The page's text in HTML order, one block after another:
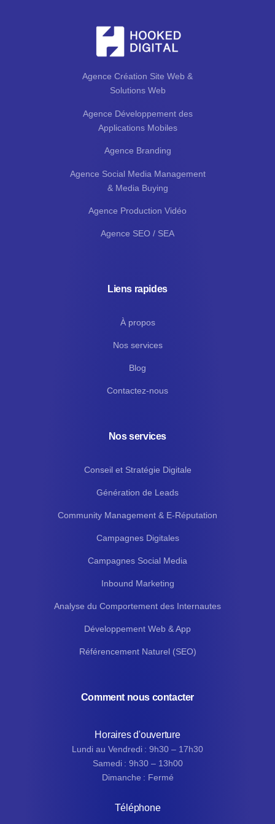
Agence Création Site Web &
Solutions Web
Agence Développement des
Applications Mobiles
Agence Branding
Agence Social Media Management
& Media Buying
Agence Production Vidéo
Agence SEO / SEA
Liens rapides
À propos
Nos services
Blog
Contactez-nous
Nos services
Conseil et Stratégie Digitale
Génération de Leads
Community Management & E-Réputation
Campagnes Digitales
Campagnes Social Media
Inbound Marketing
Analyse du Comportement des Internautes
Développement Web & App
Référencement Naturel (SEO)
Comment nous contacter
Horaires d'ouverture
Lundi au Vendredi : 9h30 – 17h30
Samedi : 9h30 – 13h00
Dimanche : Fermé
Téléphone